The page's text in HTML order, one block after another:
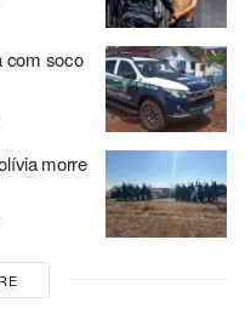
com soco
morre